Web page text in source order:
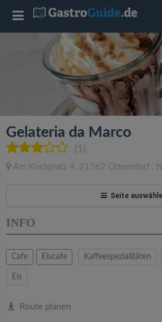
Gelateria da Marco
(1)
Am Kirchplatz 4, 21762 Otterndorf ,
Seite
INFO
Cafe Eiscafe Kaffeespezialitäten
Eis
Route planen
T
l
e
a
v